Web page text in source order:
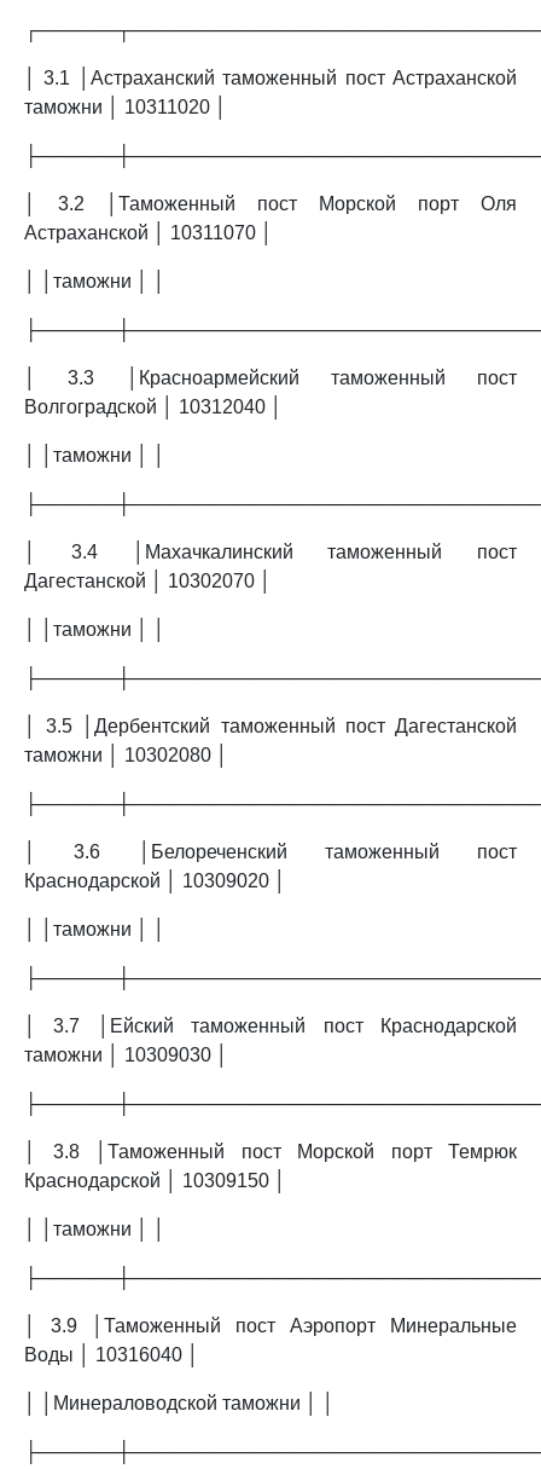
│ 3.1 │Астраханский таможенный пост Астраханской
таможни │ 10311020 │
│ 3.2 │Таможенный пост Морской порт Оля
Астраханской │ 10311070 │
│ │таможни │ │
│ 3.3 │Красноармейский таможенный пост
Волгоградской │ 10312040 │
│ │таможни │ │
│ 3.4 │Махачкалинский таможенный пост
Дагестанской │ 10302070 │
│ │таможни │ │
│ 3.5 │Дербентский таможенный пост Дагестанской
таможни │ 10302080 │
│ 3.6 │Белореченский таможенный пост
Краснодарской │ 10309020 │
│ │таможни │ │
│ 3.7 │Ейский таможенный пост Краснодарской
таможни │ 10309030 │
│ 3.8 │Таможенный пост Морской порт Темрюк
Краснодарской │ 10309150 │
│ │таможни │ │
│ 3.9 │Таможенный пост Аэропорт Минеральные
Воды │ 10316040 │
│ │Минераловодской таможни │ │